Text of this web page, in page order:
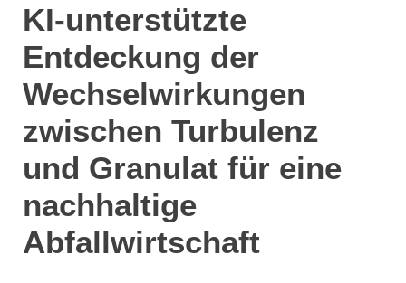
KI-unterstützte
Entdeckung der
Wechselwirkungen
zwischen Turbulenz
und Granulat für eine
nachhaltige
Abfallwirtschaft